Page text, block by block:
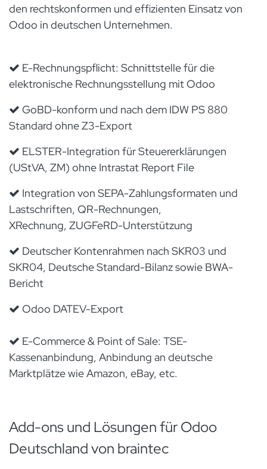
den rechtskonformen und effizienten Einsatz von
Odoo in deutschen Unternehmen.
E-Rechnungspflicht: Schnittstelle für die
elektronische Rechnungsstellung mit Odoo
GoBD-konform und nach dem IDW PS 880
Standard ohne Z3-Export
ELSTER-Integration für Steuererklärungen
(UStVA, ZM) ohne Intrastat Report File
Integration von SEPA-Zahlungsformaten und
Lastschriften, QR-Rechnungen,
XRechnung, ZUGFeRD-Unterstützung
Deutscher Kontenrahmen nach SKR03 und
SKR04, Deutsche Standard-Bilanz sowie BWA-
Bericht
Odoo DATEV-Export
E-Commerce & Point of Sale: TSE-
Kassenanbindung, Anbindung an deutsche
Marktplätze wie Amazon, eBay, etc.
Add-ons und Lösungen für Odoo
Deutschland von braintec